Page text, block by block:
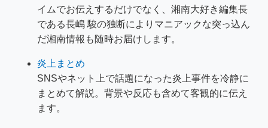
イムでお伝えするだけでなく、湘南大好き編集長
である長嶋 駿の独断によりマニアックな突っ込ん
だ湘南情報も随時お届けします。
炎上まとめ
SNSやネット上で話題になった炎上事件を冷静に
まとめて解説。背景や反応も含めて客観的に伝え
ます。